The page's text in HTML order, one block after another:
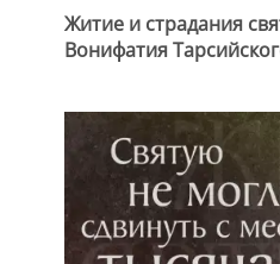
Житие и страдания
Вонифатия